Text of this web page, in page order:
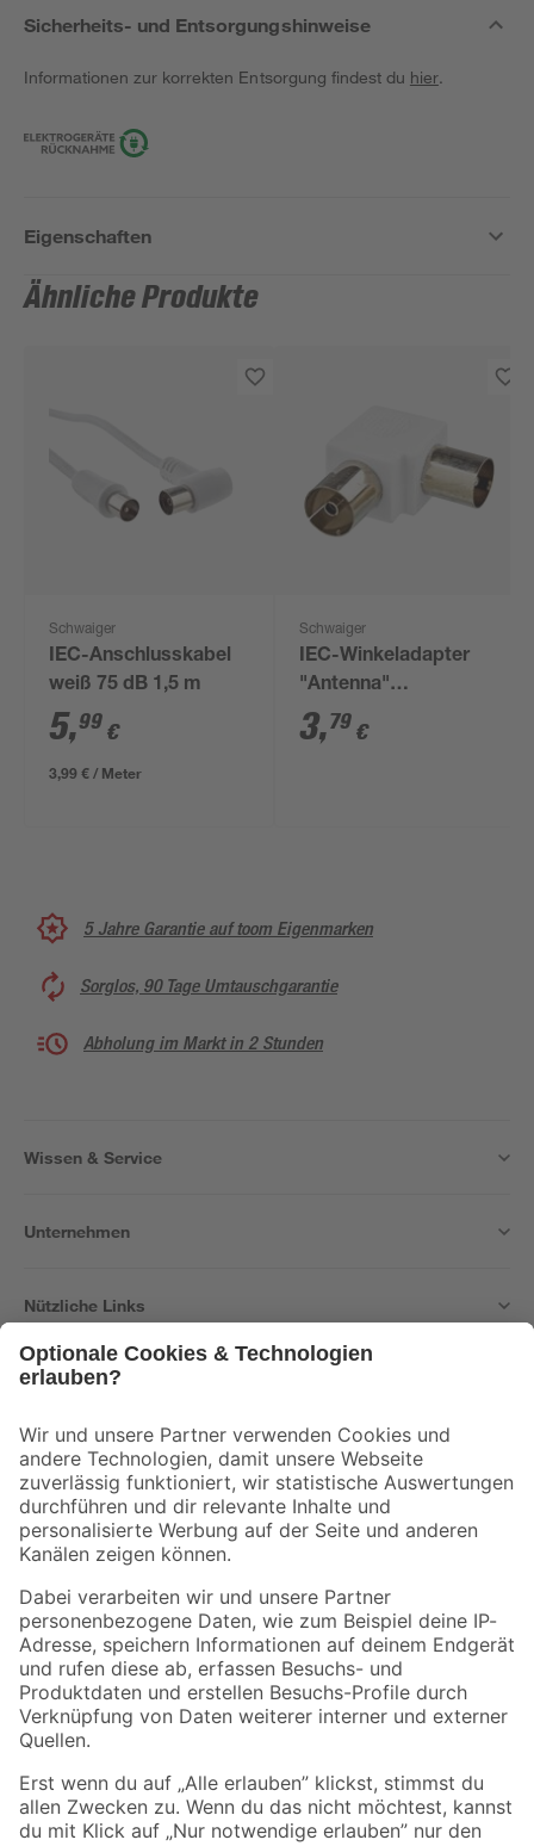
Sicherheits- und Entsorgungshinweise
Informationen zur korrekten Entsorgung findest du hier.
Eigenschaften
Ähnliche Produkte
Schwaiger
IEC-Anschlusskabel
weiß 75 dB 1,5 m
5,99 €
3,99 € / Meter
Schwaiger
IEC-Winkeladapter
"Antenna"
Professional
3,79 €
5 Jahre Garantie auf toom Eigenmarken
Sorglos, 90 Tage Umtauschgarantie
Abholung im Markt in 2 Stunden
Wissen & Service
Unternehmen
Nützliche Links
Der toom Newsletter: Keine Angebote und Aktionen mehr verpassen!
Zur Newsletter Anmeldung
Folge uns
Zahlungsarten Versandarten
Sicher einkaufen
Jetzt die toom-App herunterladen